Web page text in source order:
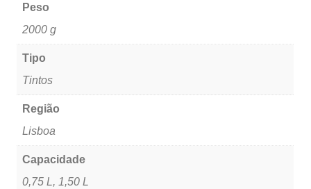
Peso
2000 g
Tipo
Tintos
Região
Lisboa
Capacidade
0,75 L, 1,50 L